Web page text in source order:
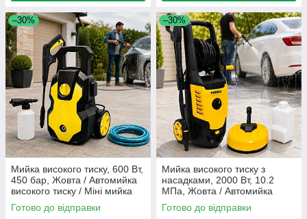
–30%
Мийка високого тиску, 600 Вт,
450 бар, Жовта / Автомийка
високого тиску / Міні мийка
для машини
Готово до відправки
–30%
Мийка високого тиску з
насадками, 2000 Вт, 10.2
МПа, Жовта / Автомийка
високого тиску / Мийка для
машини / Міні мийка
Готово до відправки